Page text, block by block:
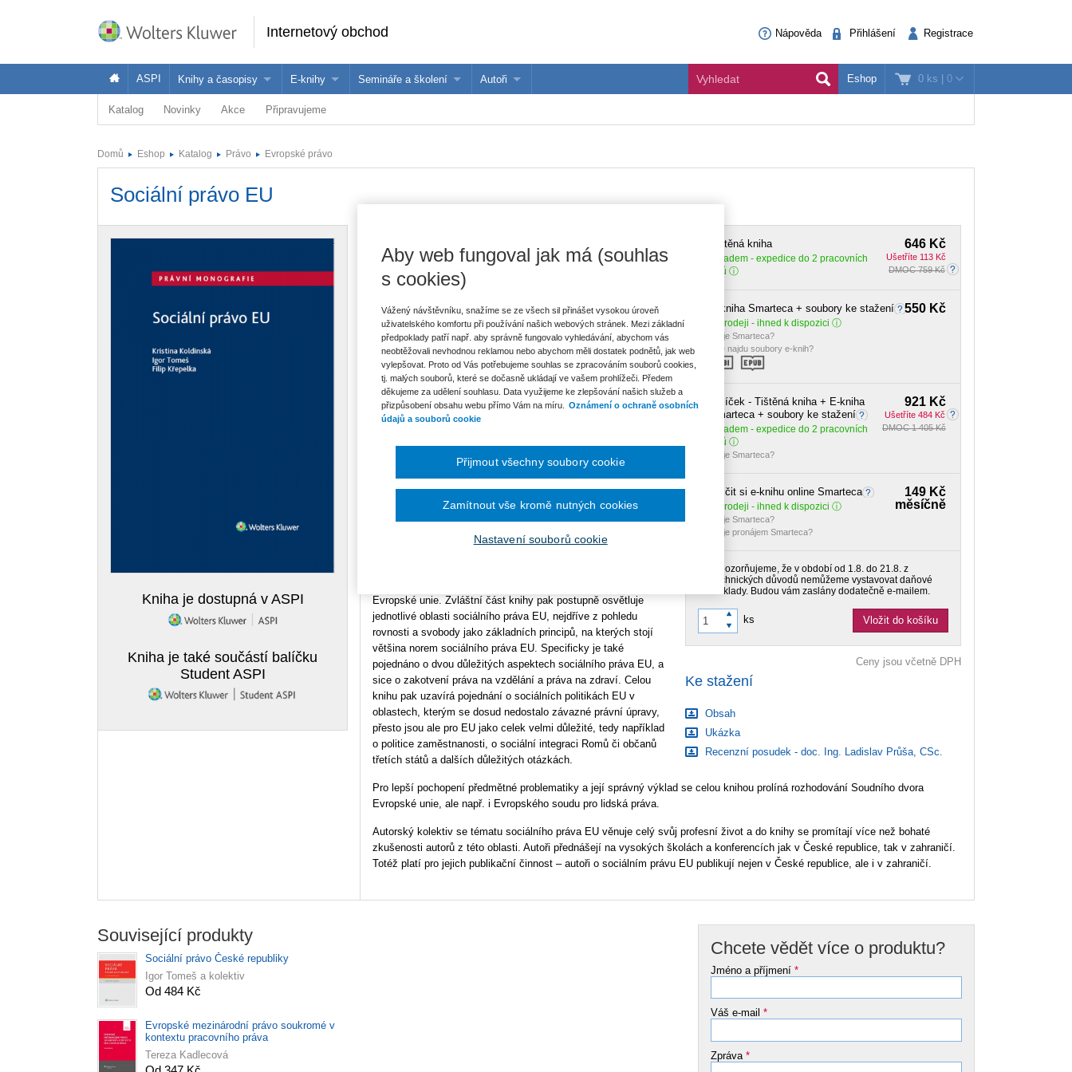
Internetový obchod Nápověda Přihlášení Registrace
0 ks | 0
ASPI Knihy a časopisy
Knihy
E-knihy
Jak na naše e-knihy?
Půjčit si e-knihu
Semináře a školení Autoři Eshop
Katalog Novinky Akce Připravujeme
Domů Eshop Katalog Právo Evropské právo
Sociální právo EU
Kniha je dostupná v ASPI
Kniha je také součástí balíčku
Student ASPI
646 Kč
Ušetříte 113 Kč
DMOC 759 Kč
Tištěná kniha
Skladem - expedice do 2 pracovních
dnů
550 Kč
E-kniha Smarteca + soubory ke stažení
V prodeji - ihned k dispozici
Co je Smarteca?
Kde najdu soubory e-knih?
921 Kč
Ušetříte 484 Kč
DMOC 1 405 Kč
Balíček - Tištěná kniha + E-kniha
Smarteca + soubory ke stažení
Skladem - expedice do 2 pracovních
dnů
Co je Smarteca?
149 Kč
měsíčně
Půjčit si e-knihu online Smarteca
V prodeji - ihned k dispozici
Co je Smarteca?
Co je pronájem Smarteca?
Upozorňujeme, že v období od 1.8. do 21.8. z
technických důvodů nemůžeme vystavovat daňové
doklady. Budou vám zaslány dodatečně e-mailem.
ks Vložit do košíku
Ceny jsou včetně DPH
Ke stažení
Obsah
Ukázka
Recenzní posudek - doc. Ing. Ladislav Průša, CSc.
Kristina Koldinská Igor Tomeš
Typ publikace monografie
Datum vydání 12/2017
Vazba brožovaná
Počet stran 340
Typ produktu
978-80-7552-701-1
Autoři monografie se snaží postihnout velice široký fenomén
sociálního práva Evropské unie, tedy oblasti představující jednu
ze stěžejních dimenzí Evropské unie a jejího práva.
Evropské unie. Zvláštní část knihy pak postupně osvětluje
jednotlivé oblasti sociálního práva EU, nejdříve z pohledu
rovnosti a svobody jako základních principů, na kterých stojí
většina norem sociálního práva EU. Specificky je také
pojednáno o dvou důležitých aspektech sociálního práva EU, a
sice o zakotvení práva na vzdělání a práva na zdraví. Celou
knihu pak uzavírá pojednání o sociálních politikách EU v
oblastech, kterým se dosud nedostalo závazné právní úpravy,
přesto jsou ale pro EU jako celek velmi důležité, tedy například
o politice zaměstnanosti, o sociální integraci Romů či občanů
třetích států a dalších důležitých otázkách.
Pro lepší pochopení předmětné problematiky a její správný výklad se celou knihou prolíná rozhodování Soudního dvora
Evropské unie, ale např. i Evropského soudu pro lidská práva.
Autorský kolektiv se tématu sociálního práva EU věnuje celý svůj profesní život a do knihy se promítají více než bohaté
zkušenosti autorů z této oblasti. Autoři přednášejí na vysokých školách a konferencích jak v České republice, tak v zahraničí.
Totéž platí pro jejich publikační činnost – autoři o sociálním právu EU publikují nejen v České republice, ale i v zahraničí.
Související produkty
Sociální právo České republiky
Igor Tomeš a kolektiv
Od 484 Kč
Evropské mezinárodní právo soukromé v
kontextu pracovního práva
Tereza Kadlecová
Chcete vědět více o produktu?
Jméno a příjmení*
Váš e-mail*
Zpráva*
Aby web fungoval jak má (souhlas
s cookies)
Vážený návštěvníku, snažíme se ze všech sil přinášet vysokou úroveň
uživatelského komfortu při používání našich webových stránek. Mezi základní
předpoklady patří např. aby správně fungovalo vyhledávání, abychom vás
neobtěžovali nevhodnou reklamou nebo abychom měli dostatek podnětů, jak web
vylepšovat. Proto od Vás potřebujeme souhlas se zpracováním souborů cookies,
tj. malých souborů, které se dočasně ukládají ve vašem prohlížeči. Předem
děkujeme za udělení souhlasu. Data využijeme ke zlepšování našich služeb a
přizpůsobení obsahu webu přímo Vám na míru.
Oznámení o ochraně osobních
údajů a souborů cookie
Nastavení souborů cookie
Zamítnout vše kromě nutných cookies
Přijmout všechny soubory cookie